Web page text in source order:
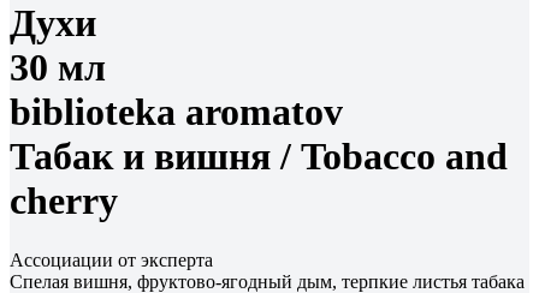
Духи
30 мл
biblioteka aromatov
Табак и вишня / Tobacco and
cherry
Ассоциации от эксперта
Спелая вишня, фруктово-ягодный дым, терпкие листья табака